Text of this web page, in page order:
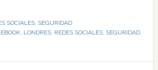
SOCIALES, SEGURIDAD
, LONDRES, REDES SOCIALES, SEGURIDAD,